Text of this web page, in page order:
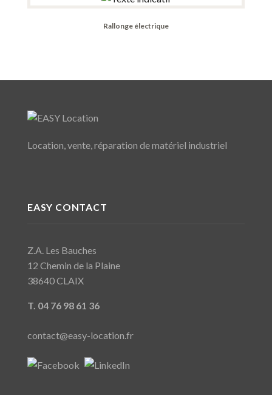
Rallonge électrique
Location, vente, réparation de matériel industriel
EASY CONTACT
Z.A. Les Bauches
12 Chemin de la Plaine
38640 CLAIX
T. 04 76 98 61 36
contact@easy-location.fr